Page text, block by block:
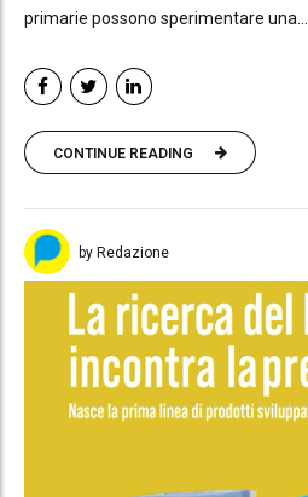
primarie possono sperimentare una...
CONTINUE READING
by Redazione